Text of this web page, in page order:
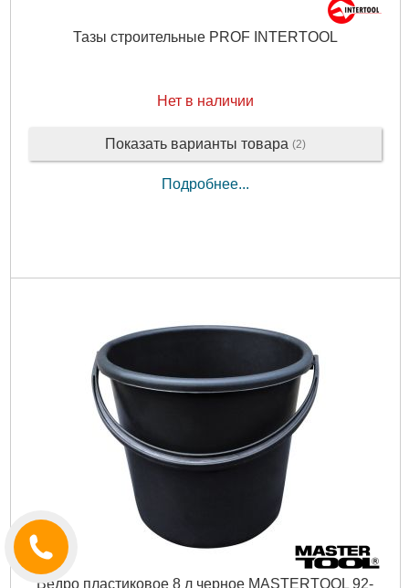
Тазы строительные PROF INTERTOOL
Нет в наличии
Показать варианты товара (2)
Подробнее...
Ведро пластиковое 8 л черное MASTERTOOL 92-